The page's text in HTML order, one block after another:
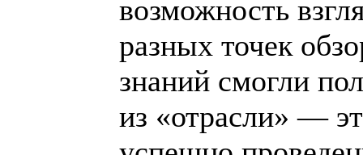
возможность
разных точек
знаний смогли
из «отрасли» —